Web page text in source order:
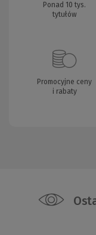
Ponad 10 tys.
tytułów
Promocyjne ceny
i rabaty